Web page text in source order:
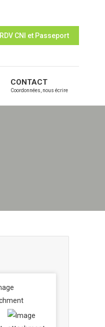
RDV CNI et Passeport
CONTACT
Coordonnées, nous écrire